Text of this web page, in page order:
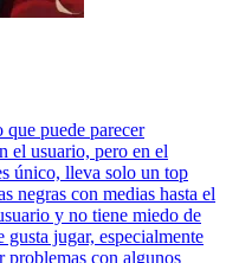
puede parecer
el usuario, pero en el
único, lleva solo un top
negras con medias hasta el
y no tiene miedo de
jugar, especialmente
problemas con algunos